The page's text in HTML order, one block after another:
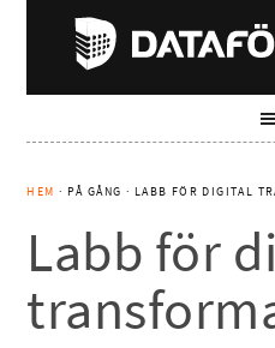
HEM · PÅ GÅNG · LABB FÖR DIGITAL
Labb för